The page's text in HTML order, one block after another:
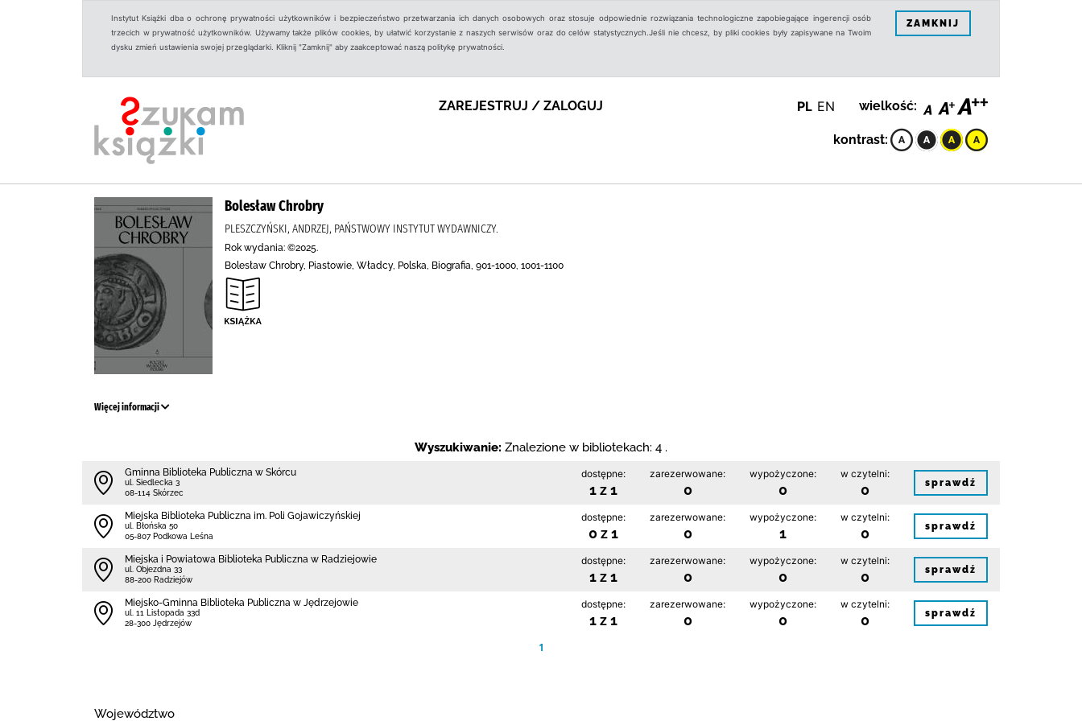
Instytut Książki dba o ochronę prywatności użytkowników i bezpieczeństwo przetwarzania ich danych osobowych oraz stosuje odpowiednie rozwiązania technologiczne zapobiegające ingerencji osób
trzecich w prywatność użytkowników. Używamy także plików cookies, by ułatwić korzystanie z naszych serwisów oraz do celów statystycznych.Jeśli nie chcesz, by pliki cookies były zapisywane na Twoim
dysku zmień ustawienia swojej przeglądarki. Kliknij "Zamknij" aby zaakceptować naszą politykę prywatności.
ZAMKNIJ
ZAREJESTRUJ / ZALOGUJ PL EN wielkość:
kontrast:
Bolesław Chrobry
PLESZCZYŃSKI, ANDRZEJ, PAŃSTWOWY INSTYTUT WYDAWNICZY.
Rok wydania: ©2025.
Bolesław Chrobry, Piastowie, Władcy, Polska, Biografia, 901-1000, 1001-1100
Więcej informacji
Wyszukiwanie: Znalezione w bibliotekach: 4 .
Gminna Biblioteka Publiczna w Skórcu
ul. Siedlecka 3
08-114 Skórzec
dostępne:
1 z 1
zarezerwowane:
0
wypożyczone:
0
w czytelni:
0 sprawdź
Miejska Biblioteka Publiczna im. Poli Gojawiczyńskiej
ul. Błońska 50
05-807 Podkowa Leśna
dostępne:
0 z 1
zarezerwowane:
0
wypożyczone:
1
w czytelni:
0 sprawdź
Miejska i Powiatowa Biblioteka Publiczna w Radziejowie
ul. Objezdna 33
88-200 Radziejów
dostępne:
1 z 1
zarezerwowane:
0
wypożyczone:
0
w czytelni:
0 sprawdź
Miejsko-Gminna Biblioteka Publiczna w Jędrzejowie
ul. 11 Listopada 33d
28-300 Jędrzejów
dostępne:
1 z 1
zarezerwowane:
0
wypożyczone:
0
w czytelni:
0 sprawdź
1
Województwo